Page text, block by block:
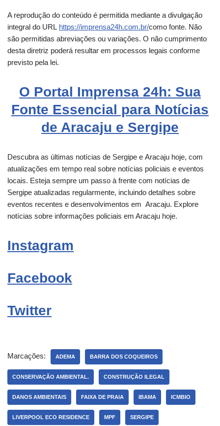
A reprodução do conteúdo é permitida mediante a divulgação
integral do URL https://imprensa24h.com.br/como fonte. Não
são permitidas abreviações ou variações. O não cumprimento
desta diretriz poderá resultar em processos legais conforme
previsto pela lei.
O Portal Imprensa 24h: Sua
Fonte Essencial para Notícias
de Aracaju e Sergipe
Descubra as últimas notícias de Sergipe e Aracaju hoje, com
atualizações em tempo real sobre notícias policiais e eventos
locais. Esteja sempre um passo à frente com notícias de
Sergipe atualizadas regularmente, incluindo detalhes sobre
eventos recentes e desenvolvimentos em Aracaju. Explore
notícias sobre informações policiais em Aracaju hoje.
Instagram
Facebook
Twitter
Marcações: ADEMA BARRA DOS COQUEIROS
CONSERVAÇÃO AMBIENTAL. CONSTRUÇÃO ILEGAL
DANOS AMBIENTAIS FAIXA DE PRAIA IBAMA ICMBIO
LIVERPOOL ECO RESIDENCE MPF SERGIPE